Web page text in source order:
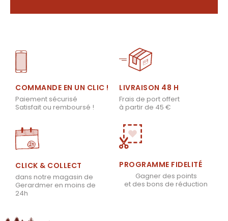
COMMANDE EN UN CLIC !
Paiement sécurisé
Satisfait ou remboursé !
LIVRAISON 48 H
Frais de port offert
à partir de 45 €
CLICK & COLLECT
dans notre magasin de
Gerardmer en moins de
24h
PROGRAMME FIDELITÉ
Gagner des points
et des bons de réduction